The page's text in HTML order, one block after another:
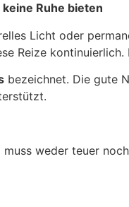
Ruhe bieten
Licht oder
Reize
bezeichnet. Die gute
weder teuer